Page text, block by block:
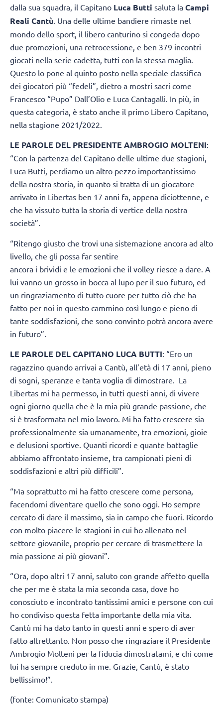
dalla sua squadra, il Capitano Luca Butti saluta la Campi
Reali Cantù. Una delle ultime bandiere rimaste nel
mondo dello sport, il libero canturino si congeda dopo
due promozioni, una retrocessione, e ben 379 incontri
giocati nella serie cadetta, tutti con la stessa maglia.
Questo lo pone al quinto posto nella speciale classifica
dei giocatori più “fedeli”, dietro a mostri sacri come
Francesco “Pupo” Dall’Olio e Luca Cantagalli. In più, in
questa categoria, è stato anche il primo Libero Capitano,
nella stagione 2021/2022.
LE PAROLE DEL PRESIDENTE AMBROGIO MOLTENI:
“Con la partenza del Capitano delle ultime due stagioni,
Luca Butti, perdiamo un altro pezzo importantissimo
della nostra storia, in quanto si tratta di un giocatore
arrivato in Libertas ben 17 anni fa, appena diciottenne, e
che ha vissuto tutta la storia di vertice della nostra
società”.
“Ritengo giusto che trovi una sistemazione ancora ad alto
livello, che gli possa far sentire
ancora i brividi e le emozioni che il volley riesce a dare. A
lui vanno un grosso in bocca al lupo per il suo futuro, ed
un ringraziamento di tutto cuore per tutto ciò che ha
fatto per noi in questo cammino così lungo e pieno di
tante soddisfazioni, che sono convinto potrà ancora avere
in futuro”.
LE PAROLE DEL CAPITANO LUCA BUTTI: “Ero un
ragazzino quando arrivai a Cantù, all’età di 17 anni, pieno
di sogni, speranze e tanta voglia di dimostrare. La
Libertas mi ha permesso, in tutti questi anni, di vivere
ogni giorno quella che è la mia più grande passione, che
si è trasformata nel mio lavoro. Mi ha fatto crescere sia
professionalmente sia umanamente, tra emozioni, gioie
e delusioni sportive. Quanti ricordi e quante battaglie
abbiamo affrontato insieme, tra campionati pieni di
soddisfazioni e altri più difficili”.
“Ma soprattutto mi ha fatto crescere come persona,
facendomi diventare quello che sono oggi. Ho sempre
cercato di dare il massimo, sia in campo che fuori. Ricordo
con molto piacere le stagioni in cui ho allenato nel
settore giovanile, proprio per cercare di trasmettere la
mia passione ai più giovani”.
“Ora, dopo altri 17 anni, saluto con grande affetto quella
che per me è stata la mia seconda casa, dove ho
conosciuto e incontrato tantissimi amici e persone con cui
ho condiviso questa fetta importante della mia vita.
Cantù mi ha dato tanto in questi anni e spero di aver
fatto altrettanto. Non posso che ringraziare il Presidente
Ambrogio Molteni per la fiducia dimostratami, e chi come
lui ha sempre creduto in me. Grazie, Cantù, è stato
bellissimo!”.
(fonte: Comunicato stampa)